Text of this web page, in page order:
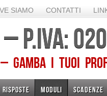
SIAMO CONTATTI
– P.IVA:
I TUOI
MODULI SCADENZE